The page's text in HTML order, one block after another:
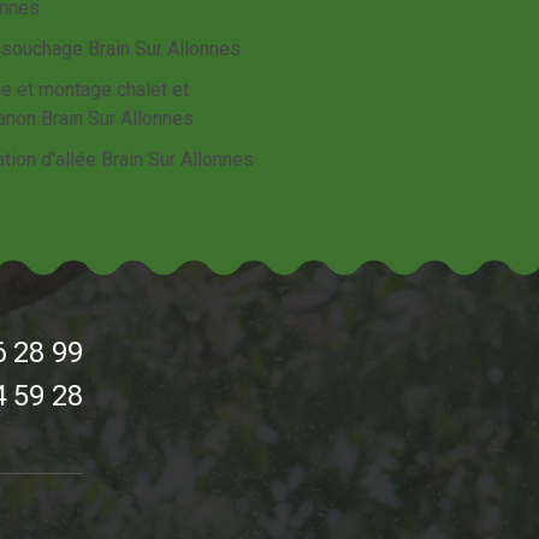
Brain Sur Allonnes
et montage chalet et
Brain Sur Allonnes
d'allée Brain Sur Allonnes
28 99
59 28